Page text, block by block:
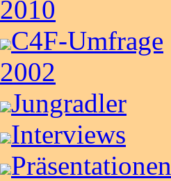
2010
C4F-Umfrage
2002
Jungradler
Interviews
Präsentationen